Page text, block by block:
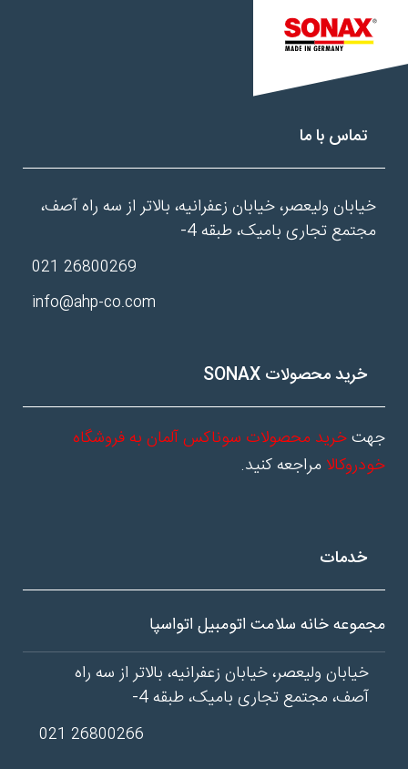
تماس با ما
خیابان ولیعصر، خیابان زعفرانیه، بالاتر از سه راه آصف،
مجتمع تجاری بامیک، طبقه 4-
26800269 021
info@ahp-co.com
خرید محصولات SONAX
جهتخرید محصولات سوناکس آلمان به فروشگاه
خودروکالا مراجعه کنید.
خدمات
مجموعه خانه سلامت اتومبیل اتواسپا
خیابان ولیعصر، خیابان زعفرانیه، بالاتر از سه راه
آصف، مجتمع تجاری بامیک، طبقه 4-
26800266 021